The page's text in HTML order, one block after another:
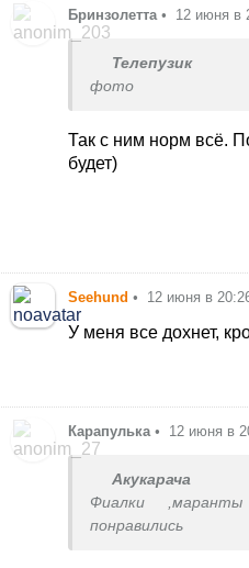
Бринзолетта • 12 июня в
Телепузик
фото
Так с ним норм всё.
будет)
Seehund • 12 июня в
У меня все дохнет,
Карапулька • 12 июня в
Акукарача
Фиалки
понравились